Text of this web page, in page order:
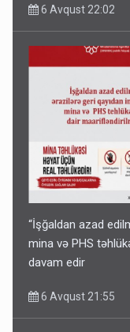
6 Avqust 22:02
“İşğaldan azad
mina və PHS
davam edir
6 Avqust 21:55